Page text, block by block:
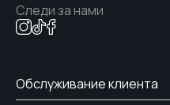
Следи за нами
Обслуживание клиента